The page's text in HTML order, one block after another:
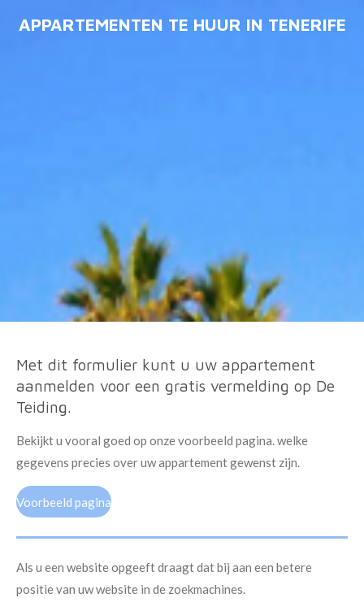
GaAPPARTEMENTEN TE HUUR IN TENERIFE
Met dit formulier kunt u uw appartement
aanmelden voor een gratis vermelding op De
Teiding.
Bekijkt u vooral goed op onze voorbeeld pagina. welke
gegevens precies over uw appartement gewenst zijn.
Voorbeeld pagina
Als u een website opgeeft draagt dat bij aan een betere
positie van uw website in de zoekmachines.